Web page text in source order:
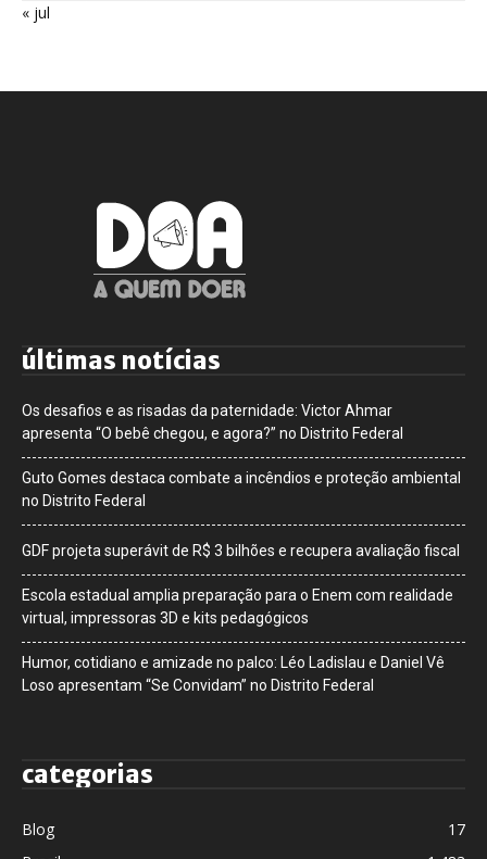
« jul
últimas notícias
Os desafios e as risadas da paternidade: Victor Ahmar
apresenta “O bebê chegou, e agora?” no Distrito Federal
Guto Gomes destaca combate a incêndios e proteção ambiental
no Distrito Federal
GDF projeta superávit de R$ 3 bilhões e recupera avaliação fiscal
Escola estadual amplia preparação para o Enem com realidade
virtual, impressoras 3D e kits pedagógicos
Humor, cotidiano e amizade no palco: Léo Ladislau e Daniel Vê
Loso apresentam “Se Convidam” no Distrito Federal
categorias
Blog
17